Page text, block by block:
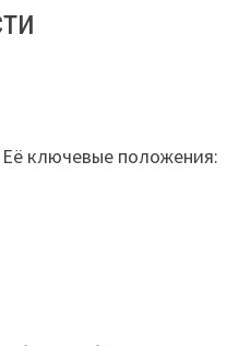
Её ключевые положения: